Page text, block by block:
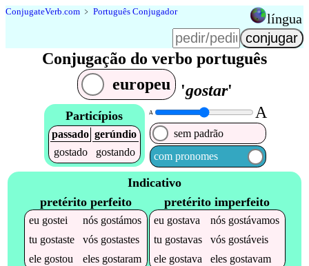
ConjugateVerb.com ﹥ Português Conjugador língua
Conjugação do verbo português
europeu
'gostar'
Particípios
passado gerúndio
gostado
gostando
A A
sem padrão
com pronomes
Indicativo
pretérito perfeito
eu gostei nós gostámos
tu gostaste vós gostastes
ele gostou eles gostaram
pretérito imperfeito
eu gostava nós gostávamos
tu gostavas vós gostáveis
ele gostava eles gostavam